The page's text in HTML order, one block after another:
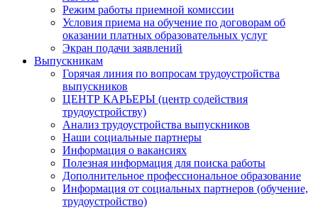
Режим работы приемной комиссии
Условия приема на обучение по договорам об
оказании платных образовательных услуг
Экран подачи заявлений
Выпускникам
Горячая линия по вопросам трудоустройства
выпускников
ЦЕНТР КАРЬЕРЫ (центр содействия
трудоустройству)
Анализ трудоустройства выпускников
Наши социальные партнеры
Информация о вакансиях
Полезная информация для поиска работы
Дополнительное профессиональное образование
Информация от социальных партнеров (обучение,
трудоустройство)